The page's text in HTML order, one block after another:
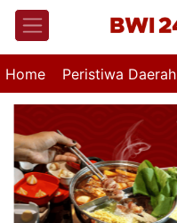
Home Peristiwa Daerah